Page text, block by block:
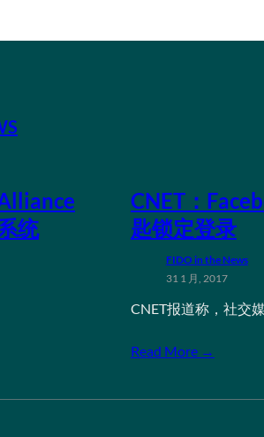
统
CNET：
匙锁定登录
FIDO in the News
31 1 月, 2017
CNET报道称，社交
Read More →